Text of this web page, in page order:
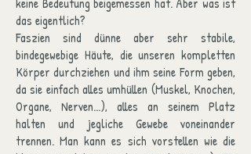
das eigentlich?
Faszien sind dünne aber sehr stabile,
bindegewebige Häute, die unseren kompletten
Körper durchziehen und ihm seine Form geben,
da sie einfach alles umhüllen (Muskel, Knochen,
Organe, Nerven...), alles an seinem Platz
halten und jegliche Gewebe voneinander
trennen. Man kann es sich vorstellen wie die